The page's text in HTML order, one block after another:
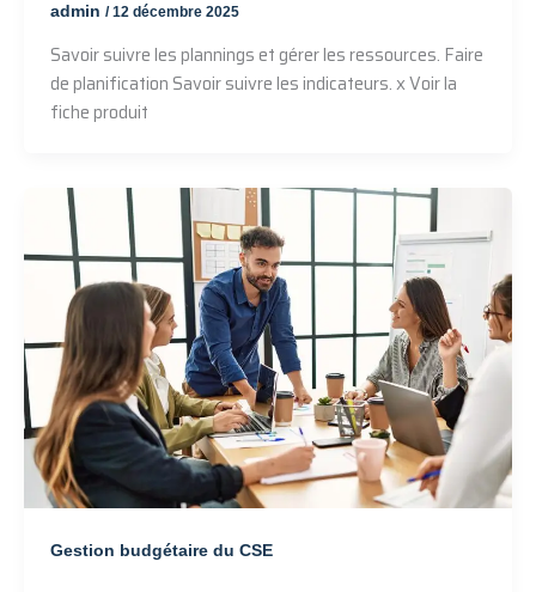
admin /12 décembre 2025
Savoir suivre les plannings et gérer les ressources. Faire
de planification Savoir suivre les indicateurs. x Voir la
fiche produit
Gestion budgétaire du CSE